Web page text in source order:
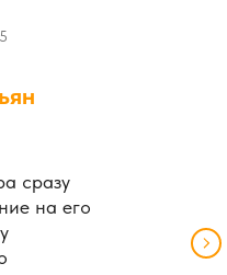
сразу
на его